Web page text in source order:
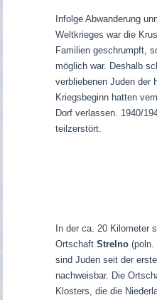
Infolge Abwanderung
Weltkrieges war die
Familien geschrumpft,
möglich war. Deshalb
verbliebenen Juden der
Kriegsbeginn hatten
Dorf verlassen. 1940/
teilzerstört.
In der ca. 20 Kilometer
Ortschaft Strelno(poln.
sind Juden seit der
nachweisbar. Die
Klosters, die die